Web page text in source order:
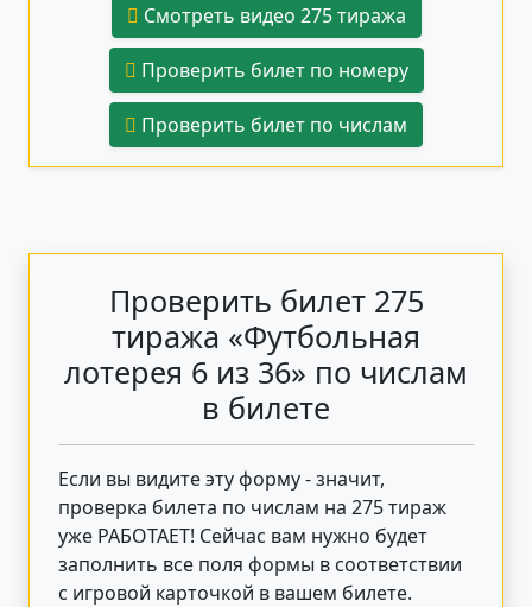
Смотреть видео 275 тиража
Проверить билет по номеру
Проверить билет по числам
Проверить билет 275
тиража «Футбольная
лотерея 6 из 36» по числам
в билете
Если вы видите эту форму - значит,
проверка билета по числам на 275 тираж
уже РАБОТАЕТ! Сейчас вам нужно будет
заполнить все поля формы в соответствии
с игровой карточкой в вашем билете.